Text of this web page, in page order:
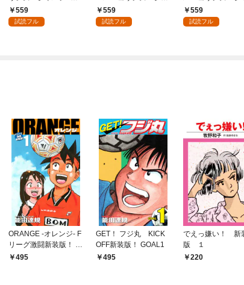
ルト出版）
559
試読フル
パン×アルト出版）
559
試読フル
ン×アルト出版）
559
試読フル
ORANGE -オレンジ- F
リーグ激闘新装版！ 第
１巻495
GET！ フジ丸 KICK
OFF新装版！ GOAL1
495
でえっ嫌い！ 新
版 １
220